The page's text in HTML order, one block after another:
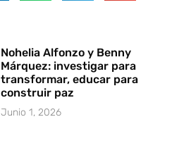
Nohelia Alfonzo y Benny
Márquez: investigar para
transformar, educar para
construir paz
Junio 1, 2026